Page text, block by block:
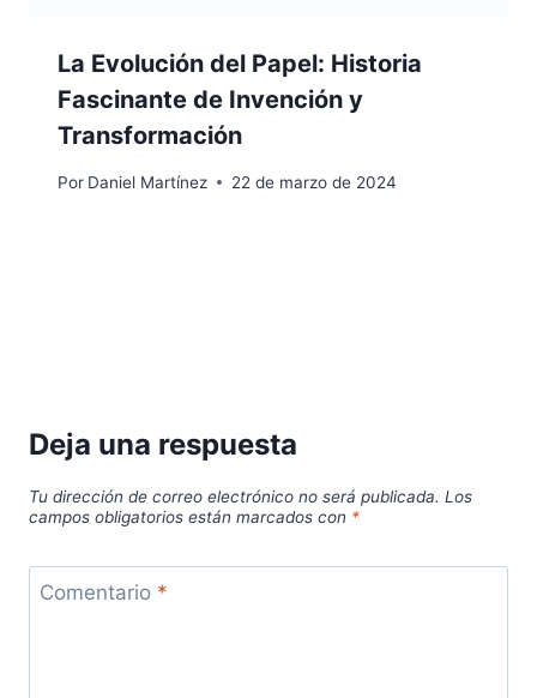
La Evolución del Papel: Historia
Fascinante de Invención y
Transformación
Por Daniel Martínez 22 de marzo de 2024
Deja una respuesta
Tu dirección de correo electrónico no será publicada. Los
campos obligatorios están marcados con *
Comentario *